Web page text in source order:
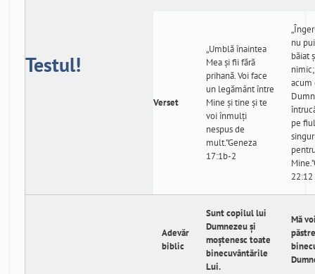
Testul!
Verset
„Umblă înaintea
Mea şi fii fără
prihană. Voi face
un legământ între
Mine şi tine şi te
voi înmulţi
nespus de
mult.”Geneza
17:1b-2
nu
băiat
acum
pe
22:12
Adevăr
biblic
Sunt copilul lui
Dumnezeu și
moștenesc toate
binecuvântările
Lui.
Mă